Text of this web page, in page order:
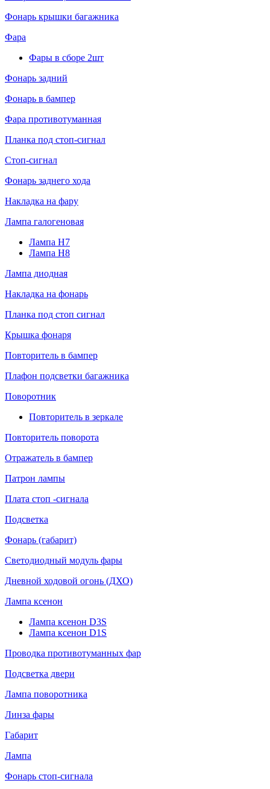
Фонарь крышки багажника
Фара
Фары в сборе 2шт
Фонарь задний
Фонарь в бампер
Фара противотуманная
Планка под стоп-сигнал
Стоп-сигнал
Фонарь заднего хода
Накладка на фару
Лампа галогеновая
Лампа H7
Лампа H8
Лампа диодная
Накладка на фонарь
Планка под стоп сигнал
Крышка фонаря
Повторитель в бампер
Плафон подсветки багажника
Поворотник
Повторитель в зеркале
Повторитель поворота
Отражатель в бампер
Патрон лампы
Плата стоп -сигнала
Подсветка
Фонарь (габарит)
Светодиодный модуль фары
Дневной ходовой огонь (ДХО)
Лампа ксенон
Лампа ксенон D3S
Лампа ксенон D1S
Проводка противотуманных фар
Подсветка двери
Лампа поворотника
Линза фары
Габарит
Лампа
Фонарь стоп-сигнала